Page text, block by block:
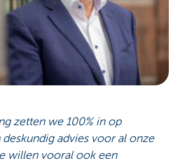
zetten we 100% in op
advies voor al onze
willen vooral ook een